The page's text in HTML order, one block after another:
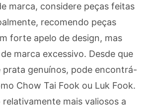
marca, considere peças feitas
recomendo peças
forte apelo de design, mas
marca excessivo. Desde que
prata genuínos, pode encontrá-
Chow Tai Fook ou Luk Fook.
relativamente mais valiosos a